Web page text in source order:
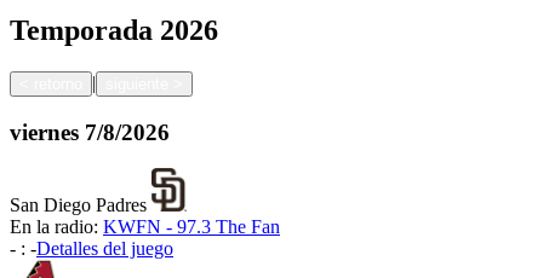
Temporada 2026
|
viernes 7/8/2026
San Diego Padres
En la radio: KWFN - 97.3 The Fan
- : -Detalles del juego